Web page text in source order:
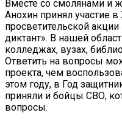
Вместе со смолянами и
Анохин принял участие
просветительской
диктант». В нашей
колледжах, вузах,
Ответить на вопросы
проекта, чем
этом году, в Год
приняли и бойцы СВО,
вопросы.